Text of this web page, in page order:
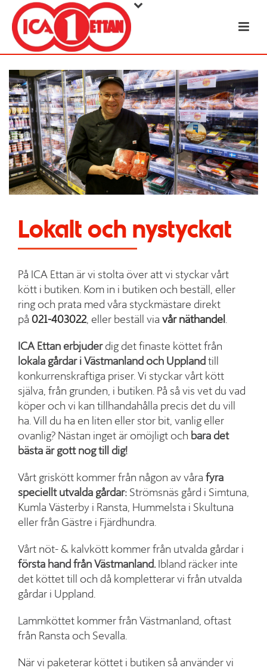
Lokalt och nystyckat
På ICA Ettan är vi stolta över att vi styckar vårt
kött i butiken. Kom in i butiken och beställ, eller
ring och prata med våra styckmästare direkt
på 021-403022, eller beställ via vår näthandel .
ICA Ettan erbjuderdig det finaste köttet från
lokala gårdar i Västmanland och Uppland till
konkurrenskraftiga priser. Vi styckar vårt kött
själva, från grunden, i butiken. På så vis vet du vad
köper och vi kan tillhandahålla precis det du vill
ha. Vill du ha en liten eller stor bit, vanlig eller
ovanlig? Nästan inget är omöjligt och bara det
bästa är gott nog till dig!
Vårt griskött kommer från någon av våra fyra
speciellt utvalda gårdar: Strömsnäs gård i Simtuna,
Kumla Västerby i Ransta, Hummelsta i Skultuna
eller från Gästre i Fjärdhundra.
Vårt nöt- & kalvkött kommer från utvalda gårdar i
första hand från Västmanland.Ibland räcker inte
det köttet till och då kompletterar vi från utvalda
gårdar i Uppland.
Lammköttet kommer från Västmanland, oftast
från Ransta och Sevalla.
När vi paketerar köttet i butiken så använder vi